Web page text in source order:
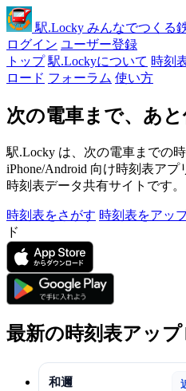
駅.Locky みんなでつくる
ログイン ユーザー登録
トップ 駅.Lockyについて 時刻
ロード フォーラム 使い方
次の電車まで、あと
駅.Locky は、次の電車までの
iPhone/Android 向け時刻表ア
時刻表データ共有サイトです。
時刻表をさがす 時刻表をアッ
ド
最新の時刻表アップ
和邇